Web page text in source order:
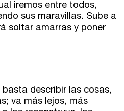
iremos entre todos,
sus maravillas. Sube a
soltar amarras y poner
describir las cosas,
va más lejos, más